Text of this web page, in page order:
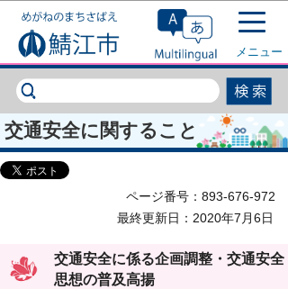
このページの本文へ移動
メニュー
交通安全に関すること
ページ番号：893-676-972
最終更新日：2020年7月6日
交通安全に係る企画調整・交通安全
思想の普及高揚